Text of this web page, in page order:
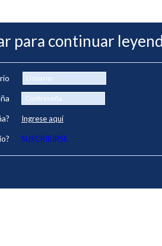
para continuar
Ingrese aquí
SUSCRIBIRSE